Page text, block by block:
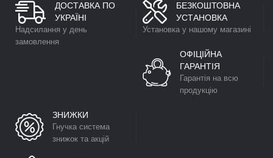
ДОСТАВКА ПО
УКРАЇНІ
Надсилання у день
замовлення
БЕЗКОШТОВНА
УСТАНОВКА
Установка у нашому магазині
ОФІЦІЙНА
ГАРАНТІЯ
Гарантія на всю
продукцію
ЗНИЖКИ
Гнучка система
знижок та акцій